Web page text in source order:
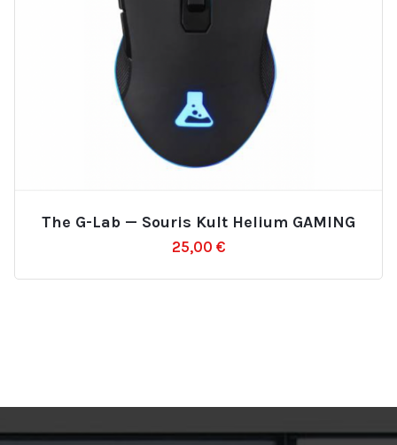
The G-Lab — Souris Kult Helium GAMING
25,00 €
la